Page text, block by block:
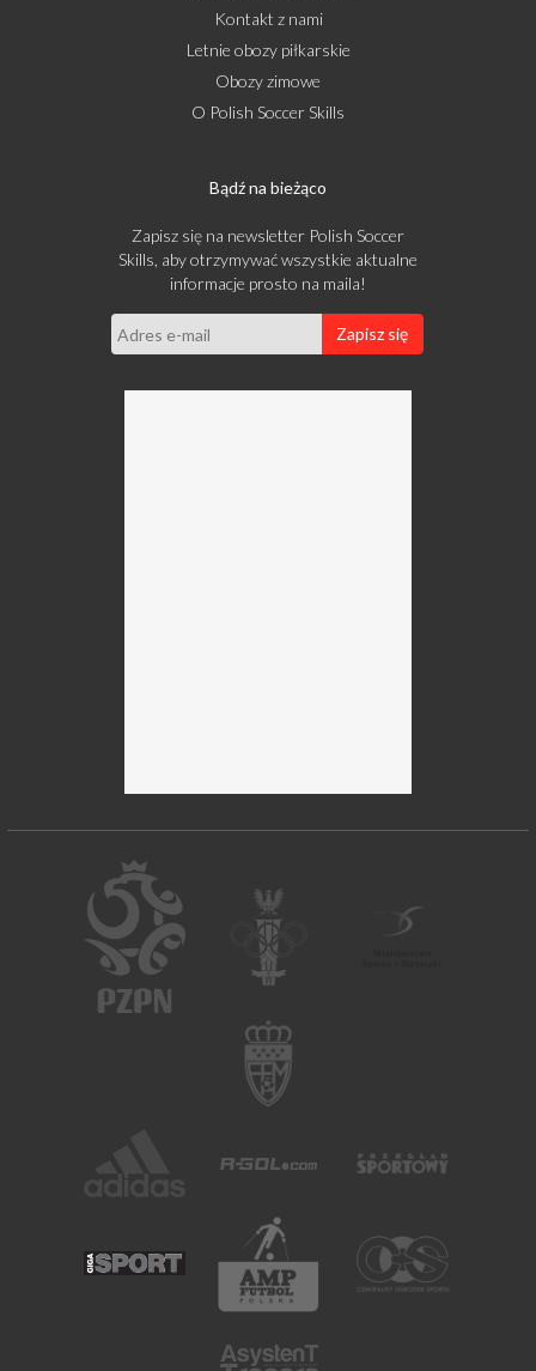
Kontakt z nami
Letnie obozy piłkarskie
Obozy zimowe
O Polish Soccer Skills
Bądź na bieżąco
Zapisz się na newsletter Polish Soccer
Skills, aby otrzymywać wszystkie aktualne
informacje prosto na maila!
Zapisz się